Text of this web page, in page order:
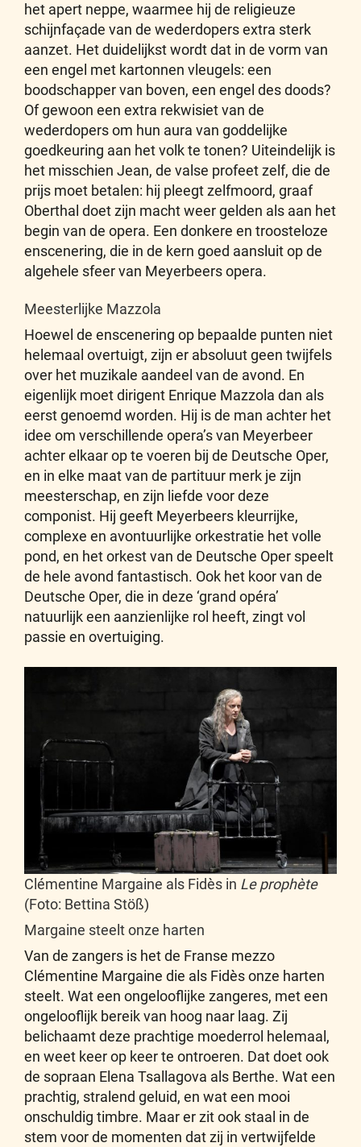
het apert neppe, waarmee hij de religieuze
schijnfaçade van de wederdopers extra sterk
aanzet. Het duidelijkst wordt dat in de vorm van
een engel met kartonnen vleugels: een
boodschapper van boven, een engel des doods?
Of gewoon een extra rekwisiet van de
wederdopers om hun aura van goddelijke
goedkeuring aan het volk te tonen? Uiteindelijk is
het misschien Jean, de valse profeet zelf, die de
prijs moet betalen: hij pleegt zelfmoord, graaf
Oberthal doet zijn macht weer gelden als aan het
begin van de opera. Een donkere en troosteloze
enscenering, die in de kern goed aansluit op de
algehele sfeer van Meyerbeers opera.
Meesterlijke Mazzola
Hoewel de enscenering op bepaalde punten niet
helemaal overtuigt, zijn er absoluut geen twijfels
over het muzikale aandeel van de avond. En
eigenlijk moet dirigent Enrique Mazzola dan als
eerst genoemd worden. Hij is de man achter het
idee om verschillende opera’s van Meyerbeer
achter elkaar op te voeren bij de Deutsche Oper,
en in elke maat van de partituur merk je zijn
meesterschap, en zijn liefde voor deze
componist. Hij geeft Meyerbeers kleurrijke,
complexe en avontuurlijke orkestratie het volle
pond, en het orkest van de Deutsche Oper speelt
de hele avond fantastisch. Ook het koor van de
Deutsche Oper, die in deze ‘grand opéra’
natuurlijk een aanzienlijke rol heeft, zingt vol
passie en overtuiging.
Clémentine Margaine als Fidès in Le prophète
(Foto: Bettina Stöß)
Margaine steelt onze harten
Van de zangers is het de Franse mezzo
Clémentine Margaine die als Fidès onze harten
steelt. Wat een ongelooflijke zangeres, met een
ongelooflijk bereik van hoog naar laag. Zij
belichaamt deze prachtige moederrol helemaal,
en weet keer op keer te ontroeren. Dat doet ook
de sopraan Elena Tsallagova als Berthe. Wat een
prachtig, stralend geluid, en wat een mooi
onschuldig timbre. Maar er zit ook staal in de
stem voor de momenten dat zij in vertwijfelde